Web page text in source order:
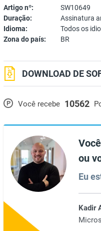
Artigo nº:
SW10649
Duração:
Assinatura
Idioma:
Todos os
Zona do país:
BR
P Você recebe 10562
DOWNLOAD DE
ou
Eu
Kadir